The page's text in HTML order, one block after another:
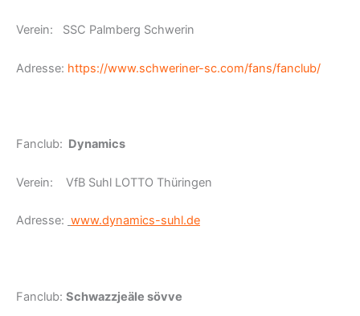
Verein: SSC Palmberg Schwerin
Adresse: https://www.schweriner-sc.com/fans/fanclub/
Fanclub: Dynamics
Verein: VfB Suhl LOTTO Thüringen
Adresse: www.dynamics-suhl.de
Fanclub: Schwazzjeäle sövve